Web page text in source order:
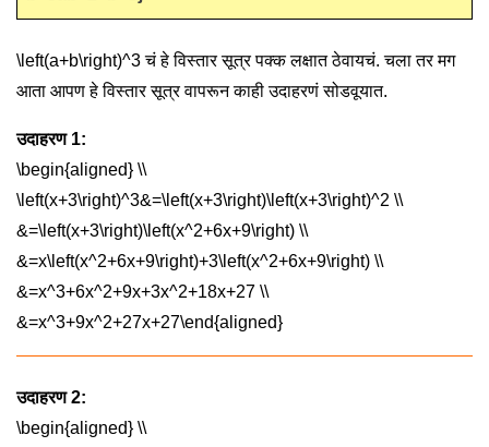
\left(a+b\right)^3चं हे विस्तार सूत्र पक्क लक्षात ठेवायचं. चला तर मग
आता आपण हे विस्तार सूत्र वापरून काही उदाहरणं सोडवूयात.
उदाहरण 1:
\begin{aligned} \\
\left(x+3\right)^3&=\left(x+3\right)\left(x+3\right)^2 \\
&=\left(x+3\right)\left(x^2+6x+9\right) \\
&=x\left(x^2+6x+9\right)+3\left(x^2+6x+9\right) \\
&=x^3+6x^2+9x+3x^2+18x+27 \\
&=x^3+9x^2+27x+27\end{aligned}
उदाहरण 2:
\begin{aligned} \\